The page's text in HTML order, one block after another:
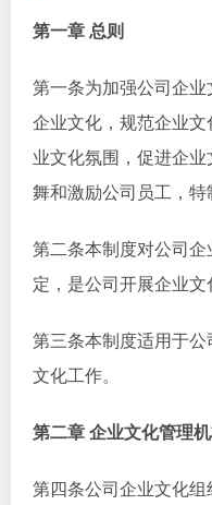
第一章 总则
第一条为加强公司企
企业文化，规范企业
业文化氛围，促进企
舞和激励公司员工，特
第二条本制度对公司
定，是公司开展企业文
第三条本制度适用于
文化工作。
第二章 企业文化管理
第四条公司企业文化